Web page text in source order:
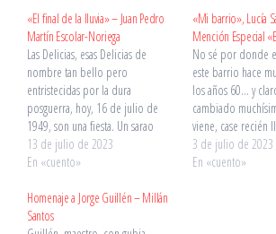
«El final de la lluvia» – Juan Pedro
Martín Escolar-Noriega
Las Delicias, esas Delicias de
nombre tan bello pero
entristecidas por la dura
posguerra, hoy, 16 de julio de
1949, son una fiesta. Un sarao
abatido y mustio de aflicción
luctuosa en una época nada dada
calle corta entre descampados, las
casas molineras,…
13 de julio de 2023
En «cuento»
«Mi barrio», Lucía
Mención Especial
No sé por donde
este barrio hace
los años 60… y
cambiado
viene, case recién
pueblo, esto no
ciudad más bien
3 de julio de 2023
En «cuento»
Homenaje a Jorge Guillén – Millán
Santos